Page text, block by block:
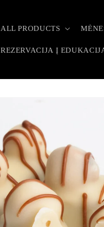
ALL PRODUCTS
REZERVACIJA Į